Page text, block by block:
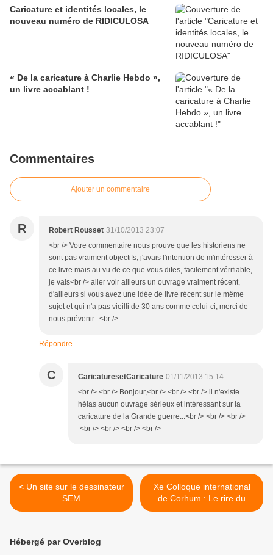
Caricature et identités locales, le
nouveau numéro de RIDICULOSA
« De la caricature à Charlie Hebdo »,
un livre accablant !
Commentaires
Ajouter un commentaire
R Robert Rousset 31/10/2013 23:07
<br /> Votre commentaire nous prouve que les historiens ne
sont pas vraiment objectifs, j'avais l'intention de m'intéresser à
ce livre mais au vu de ce que vous dites, facilement vérifiable,
je vais<br /> aller voir ailleurs un ouvrage vraiment récent,
d'ailleurs si vous avez une idée de livre récent sur le même
sujet et qui n'a pas vieilli de 30 ans comme celui-ci, merci de
nous prévenir...<br />
Répondre
C CaricaturesetCaricature 01/11/2013 15:14
<br /> <br /> Bonjour,<br /> <br /> <br /> il n'existe
hélas aucun ouvrage sérieux et intéressant sur la
caricature de la Grande guerre...<br /> <br /> <br />
<br /> <br /> <br /> <br />
< Un site sur le dessinateur
SEM
Xe Colloque international
de Corhum : Le rire du
pauvre >
Hébergé par Overblog